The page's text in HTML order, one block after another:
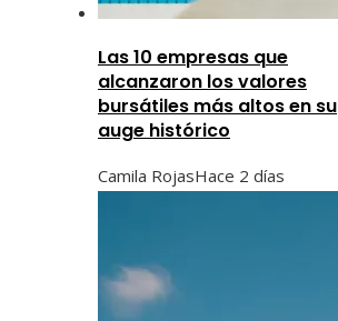
Las 10 empresas que
alcanzaron los valores
bursátiles más altos en su
auge histórico
Camila RojasHace 2 días